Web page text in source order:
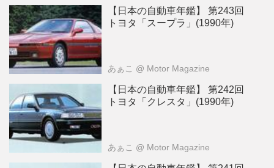
【日本の自動車年鑑】 第243回
トヨタ「スープラ」(1990年)
あぁこ @ Motor Magazine
【日本の自動車年鑑】 第242回
トヨタ「クレスタ」(1990年)
あぁこ @ Motor Magazine